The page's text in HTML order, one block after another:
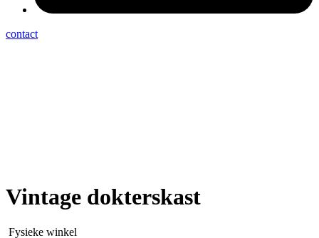
contact
Vintage dokterskast
Fysieke winkel